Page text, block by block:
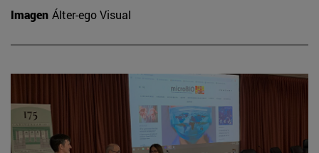
Imagen Álter-ego Visual